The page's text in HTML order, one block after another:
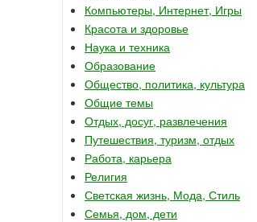
Компьютеры, Интернет, Игры
Красота и здоровье
Наука и техника
Образование
Общество, политика, культура
Общие темы
Отдых, досуг, развлечения
Путешествия, туризм, отдых
Работа, карьера
Религия
Светская жизнь, Мода, Стиль
Семья, дом, дети